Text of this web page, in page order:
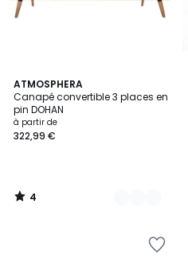
ATMOSPHERA
Canapé convertible 3 places en
pin DOHAN
à partir de
322,99 €
4
/
5
2
Couleurs
4
/